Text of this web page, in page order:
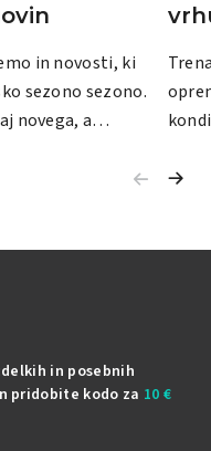
in novosti, ki
sezono sezono.
novega, a
kolesa', naj bo
v hrbet. Ta
ki združujejo
bi bil
in posebnih
pridobite kodo za 10 €